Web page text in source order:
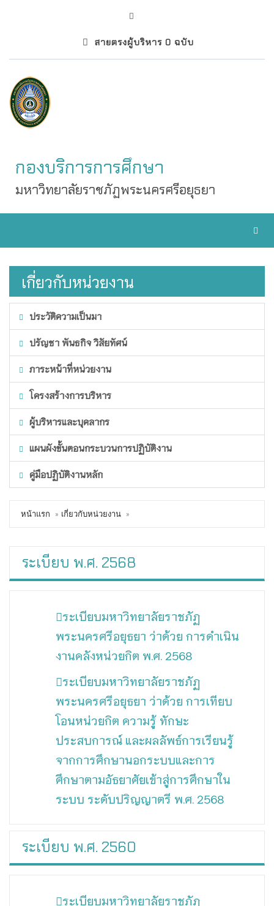
สายตรงผู้บริหาร 0 ฉบับ
กองบริการการศึกษา
มหาวิทยาลัยราชภัฏพระนครศรีอยุธยา
เกี่ยวกับหน่วยงาน
ประวัติความเป็นมา
ปรัญชา พันธกิจ วิสัยทัศน์
ภาระหน้าที่หน่วยงาน
โครงสร้างการบริหาร
ผู้บริหารและบุคลากร
แผนผังขั้นตอนกระบวนการปฏิบัติงาน
คู่มือปฏิบัติงานหลัก
หน้าแรก เกี่ยวกับหน่วยงาน
ระเบียบ พ.ศ. 2568
ระเบียบมหาวิทยาลัยราชภัฏ
พระนครศรีอยุธยา ว่าด้วย การดำเนิน
งานคลังหน่วยกิต พ.ศ. 2568
ระเบียบมหาวิทยาลัยราชภัฏ
พระนครศรีอยุธยา ว่าด้วย การเทียบ
โอนหน่วยกิต ความรู้ ทักษะ
ประสบการณ์ และผลลัพธ์การเรียนรู้
จากการศึกษานอกระบบและการ
ศึกษาตามอัธยาศัยเข้าสู่การศึกษาใน
ระบบ ระดับปริญญาตรี พ.ศ. 2568
ระเบียบ พ.ศ. 2560
ระเบียบมหาวิทยาลัยราชภัฏ